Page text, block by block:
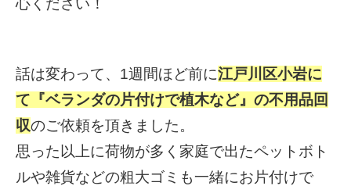
心ください！
話は変わって、1週間ほど前に江戸川区小岩に
て『ベランダの片付けで植木など』の不用品回
収のご依頼を頂きました。
思った以上に荷物が多く家庭で出たペットボト
ルや雑貨などの粗大ゴミも一緒にお片付けで